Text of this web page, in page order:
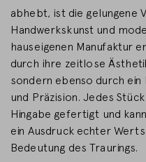
abhebt, ist die gelungene
Handwerkskunst und
hauseigenen Manufaktur
durch ihre zeitlose
sondern ebenso durch
und Präzision. Jedes
Hingabe gefertigt und
ein Ausdruck echter
Bedeutung des Traurings.